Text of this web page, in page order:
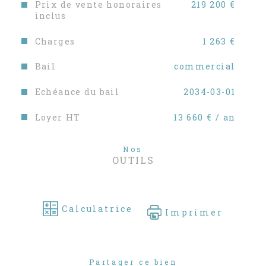
Prix de vente honoraires
inclus
219 200 €
Charges 1 263 €
Bail commercial
Echéance du bail 2034-03-01
Loyer HT 13 660 € / an
Nos
OUTILS
Calculatrice Imprimer
Partager ce bien